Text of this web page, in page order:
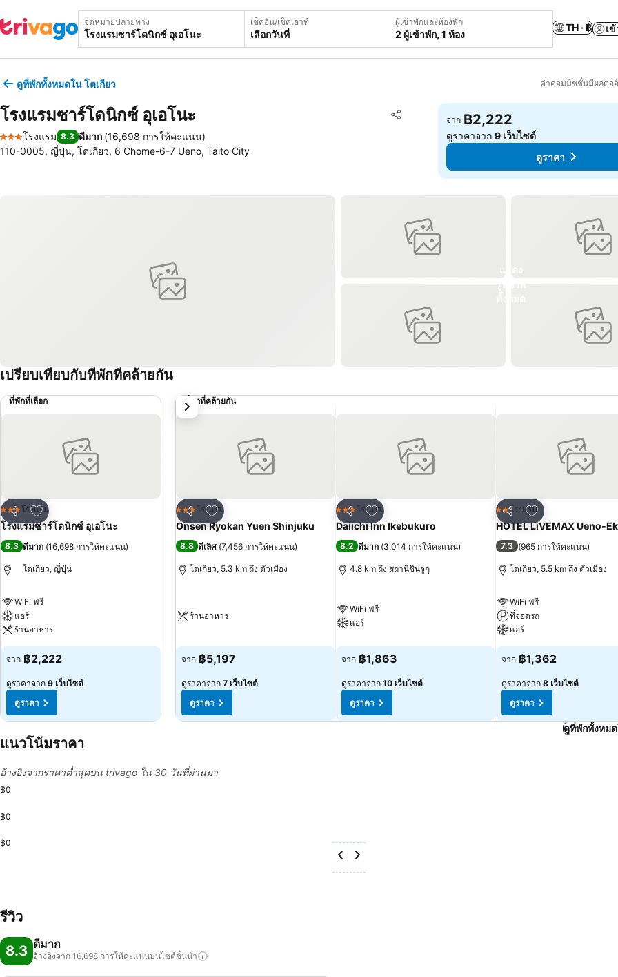
จุดหมายปลายทาง เช็คอิน/เช็คเอาท์
เลือกวันที่
ผู้เข้าพักและห้องพัก
2 ผู้เข้าพัก, 1 ห้อง
TH · ฿ เ
ดูที่พักทั้งหมดใน โตเกียว ค่าคอมมิชชั่นมีผลต่อ
โรงแรมซาร์โดนิกซ์ อุเอโนะ แชร์
เพิ่มในรายการโปรด
3 ดาว
โรงแรม 8.3 ดีมาก (16,698 การให้คะแนน)
110-0005, ญี่ปุ่น, โตเกียว, 6 Chome-6-7 Ueno, Taito City
จาก ฿2,222
ดูราคาจาก9 เว็บไซต์
ดูราคา
เปรียบเทียบกับที่พักที่คล้ายกัน
ที่พักที่เลือก
แชร์
เพิ่มในรายการโปรด
3 ดาว โรงแรม
โรงแรมซาร์โดนิกซ์ อุเอโนะ
8.3 ดีมาก (16,698 การให้คะแนน)
โตเกียว, ญี่ปุ่น
WiFi ฟรี
แอร์
ร้านอาหาร
จาก ฿2,222
ดูราคาจาก 9 เว็บไซต์
ดูราคา
ที่พักที่คล้ายกัน
แชร์
เพิ่มในรายการโปรด
3 ดาว โรงแรม
Onsen Ryokan Yuen Shinjuku
8.8 ดีเลิศ (7,456 การให้คะแนน)
โตเกียว, 5.3 km ถึง ตัวเมือง
ร้านอาหาร
จาก ฿5,197
ดูราคาจาก 7 เว็บไซต์
ดูราคา
แชร์
เพิ่มในรายการโปรด
3 ดาว โรงแรม
Daiichi Inn Ikebukuro
8.2 ดีมาก (3,014 การให้คะแนน)
4.8 km ถึง สถานีชินจูกุ
WiFi ฟรี
แอร์
จาก ฿1,863
ดูราคาจาก 10 เว็บไซต์
ดูราคา
แชร์
เพิ่มในรายการโปร
2 ดาวโรงแรม
HOTEL LiVEMAX Ueno-
7.3 (965 การให้คะแนน)
โตเกียว, 5.5 km ถึง ตัวเมือง
WiFi ฟรี
ที่จอดรถ
แอร์
จาก ฿1,362
ดูราคาจาก 8 เว็บไซต์
ดูราคา
ถัดไป
ดูที่พักทั้งหมด
แนวโน้มราคา
อ้างอิงจากราคาต่ำสุดบน trivago ใน 30 วันที่ผ่านมา
฿0
฿0
฿0
รีวิว
8.3 ดีมาก
อ้างอิงจาก 16,698 การให้คะแนนบนไซต์ชั้นนำ